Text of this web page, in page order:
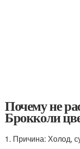
Почему не
Брокколи
1. Причина: Холод,